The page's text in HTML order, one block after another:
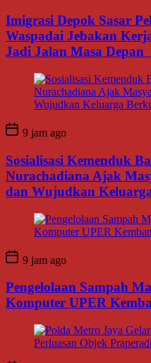
Imigrasi Depok Sasar
Waspadai Jebakan
Jadi Jalan Masa Depan
9 jam ago
Sosialisasi Kemenduk
Nurachadiana Ajak
dan Wujudkan
9 jam ago
Pengelolaan Sampah
Komputer UPER